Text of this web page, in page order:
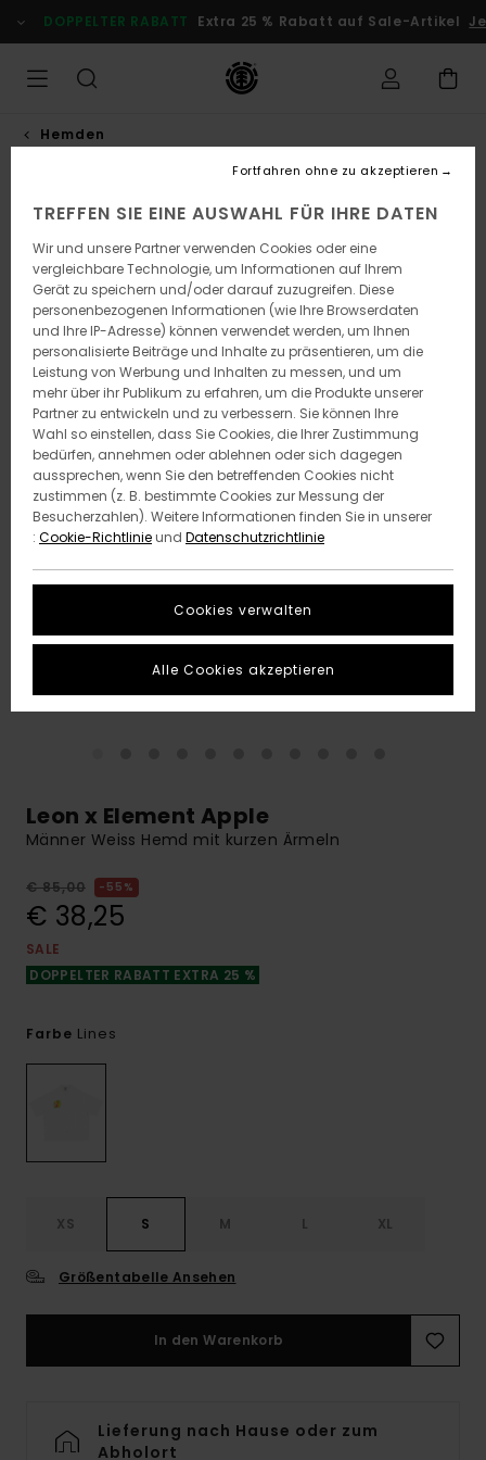
zur
Produktinformation
DOPPELTER RABATT Extra 25 % Rabatt auf Sale-Artikel
Hemden
Leon x Element Apple
Männer Weiss Hemd mit kurzen Ärmeln
€ 85,00 55%
€ 38,25
SALE
DOPPELTER RABATT EXTRA 25 %
Farbe Lines
XS S M L XL
Größentabelle Ansehen
In den Warenkorb
Lieferung nach Hause oder zum
Abholort
TREFFEN SIE EINE AUSWAHL FÜR IHRE DATEN
Wir und unsere Partner verwenden Cookies oder eine
vergleichbare Technologie, um Informationen auf Ihrem
Gerät zu speichern und/oder darauf zuzugreifen. Diese
personenbezogenen Informationen (wie Ihre Browserdaten
und Ihre IP-Adresse) können verwendet werden, um Ihnen
personalisierte Beiträge und Inhalte zu präsentieren, um die
Leistung von Werbung und Inhalten zu messen, und um
mehr über ihr Publikum zu erfahren, um die Produkte unserer
Partner zu entwickeln und zu verbessern. Sie können Ihre
Wahl so einstellen, dass Sie Cookies, die Ihrer Zustimmung
bedürfen, annehmen oder ablehnen oder sich dagegen
aussprechen, wenn Sie den betreffenden Cookies nicht
zustimmen (z. B. bestimmte Cookies zur Messung der
Besucherzahlen). Weitere Informationen finden Sie in unserer
: Cookie-Richtlinieund Datenschutzrichtlinie
Cookies verwalten
Fortfahren ohne zu akzeptieren
Alle Cookies akzeptieren